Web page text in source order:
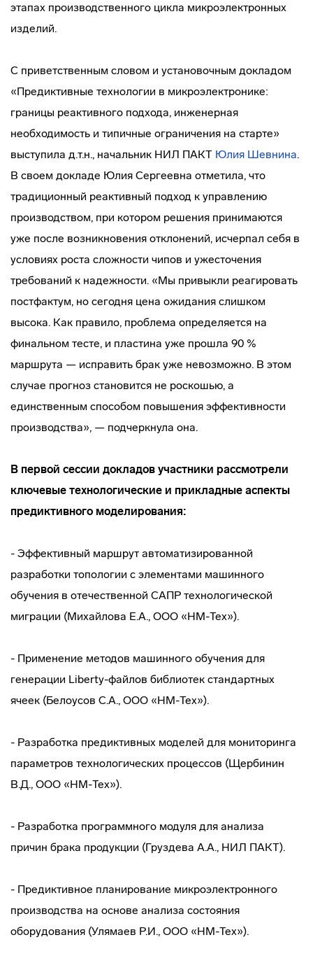
этапах производственного цикла микроэлектронных
изделий.
С приветственным словом и установочным докладом
«Предиктивные технологии в микроэлектронике:
границы реактивного подхода, инженерная
необходимость и типичные ограничения на старте»
выступила д.т.н., начальник НИЛ ПАКТ Юлия Шевнина.
В своем докладе Юлия Сергеевна отметила, что
традиционный реактивный подход к управлению
производством, при котором решения принимаются
уже после возникновения отклонений, исчерпал себя в
условиях роста сложности чипов и ужесточения
требований к надежности. «Мы привыкли реагировать
постфактум, но сегодня цена ожидания слишком
высока. Как правило, проблема определяется на
финальном тесте, и пластина уже прошла 90 %
маршрута — исправить брак уже невозможно. В этом
случае прогноз становится не роскошью, а
единственным способом повышения эффективности
производства», — подчеркнула она.
В первой сессии докладов участники рассмотрели
ключевые технологические и прикладные аспекты
предиктивного моделирования:
- Эффективный маршрут автоматизированной
разработки топологии с элементами машинного
обучения в отечественной САПР технологической
миграции (Михайлова Е.А., ООО «НМ-Тех»).
- Применение методов машинного обучения для
генерации Liberty-файлов библиотек стандартных
ячеек (Белоусов С.А., ООО «НМ-Тех»).
- Разработка предиктивных моделей для мониторинга
параметров технологических процессов (Щербинин
В.Д., ООО «НМ-Тех»).
- Разработка программного модуля для анализа
причин брака продукции (Груздева А.А., НИЛ ПАКТ).
- Предиктивное планирование микроэлектронного
производства на основе анализа состояния
оборудования (Улямаев Р.И., ООО «НМ-Тех»).